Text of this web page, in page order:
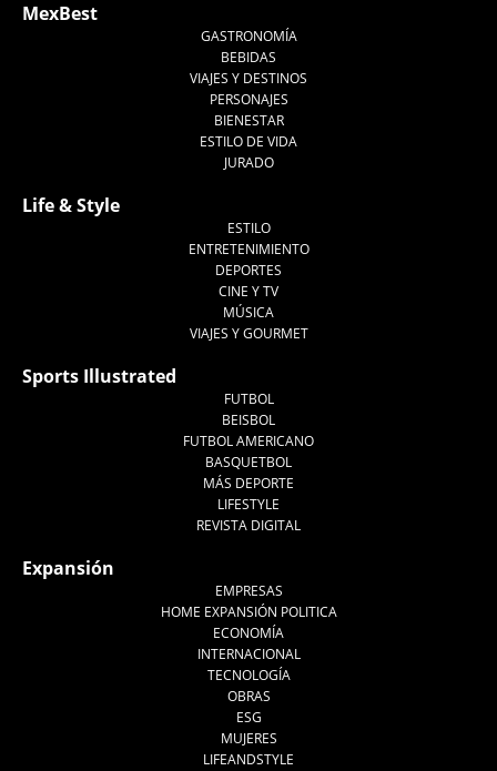
MexBest
GASTRONOMÍA
BEBIDAS
VIAJES Y DESTINOS
PERSONAJES
BIENESTAR
ESTILO DE VIDA
JURADO
Life & Style
ESTILO
ENTRETENIMIENTO
DEPORTES
CINE Y TV
MÚSICA
VIAJES Y GOURMET
Sports Illustrated
FUTBOL
BEISBOL
FUTBOL AMERICANO
BASQUETBOL
MÁS DEPORTE
LIFESTYLE
REVISTA DIGITAL
Expansión
EMPRESAS
HOME EXPANSIÓN POLITICA
ECONOMÍA
INTERNACIONAL
TECNOLOGÍA
OBRAS
ESG
MUJERES
LIFEANDSTYLE